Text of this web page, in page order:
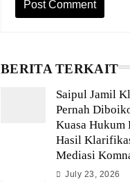
BERITA TERKAIT
Saipul Jamil
Pernah
Kuasa Hukum
Hasil
Mediasi
July 23, 2026